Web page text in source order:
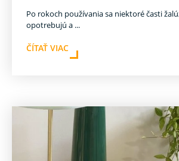
Po rokoch používania sa niektoré časti
opotrebujú a ...
ČÍTAŤ VIAC